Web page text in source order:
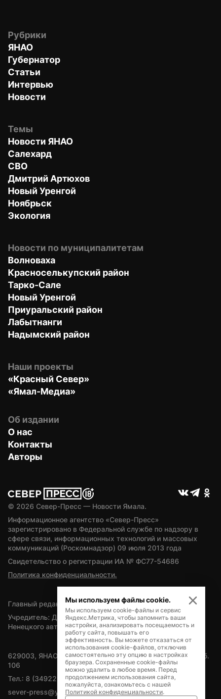
Рубрики
ЯНАО
Губернатор
Статьи
Интервью
Новости
Темы
Новости ЯНАО
Салехард
СВО
Дмитрий Артюхов
Новый Уренгой
Ноябрьск
Экология
Новости по муниципалитетам
Волноваха
Красноселькупский район
Тарко-Сале
Новый Уренгой
Приуральский район
Лабытнанги
Надымский район
Наши проекты
«Красный Север»
«Ямал-Медиа»
Об издании
О нас
Контакты
Авторы
© 2026 Север-Пресс — Новости Ямала.
Информационное агентство «Север-Пресс»
зарегистрировано в Федеральной службе по надзору в
сфере связи, информационных технологий и массовых
коммуникаций (Роскомнадзор) 09 июля 2013 года
Свидетельство о регистрации ИА № ФС77-54686
Политика конфиденциальности.
Главный редактор — А.Л. Поздеев
Учредитель: Департамент внутренней политики Ямало-
Ненецкого автономного округа
629003, ЯНАО, Салехард, мкр. Богдана Кнунянца, д.1, каб.
106
Тел.: 8 (34922) 71262
sever-press@yamal-media.ru
Мы используем файлы cookie.
Мы используем cookie-файлы и сервис
Яндекс.Метрика, чтобы запомнить ваши
настройки, анализировать посещаемость и
работу сайта, повышать его
эффективность. Вы можете отказаться от
использования cookie-файлов, отключив
самостоятельно эту опцию в настройках
браузера. Сохраненные cookie-файлы
можно удалить в любое время. Перед
продолжением использования сайта,
пожалуйста, ознакомьтесь с нашей
Политикой конфиденциальности.